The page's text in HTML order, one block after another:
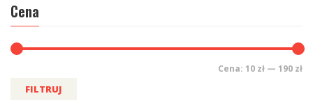
Cena
FILTRUJ
Cena: 10 zł — 190 zł